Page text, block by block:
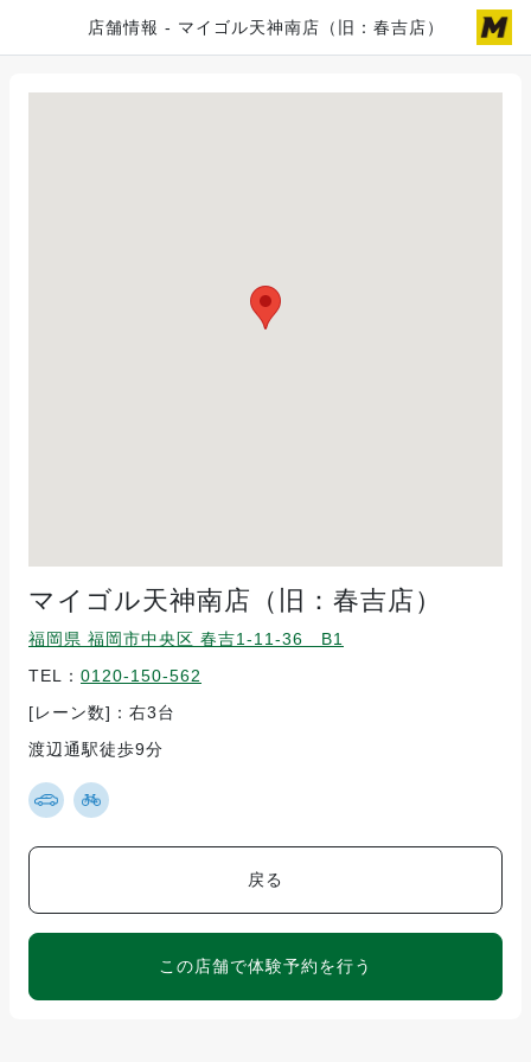
店舗情報 - マイゴル天神南店（旧：春吉店）
マイゴル天神南店（旧：春吉店）
福岡県 福岡市中央区 春吉1-11-36 B1
TEL： 0120-150-562
[レーン数]：右3台
渡辺通駅徒歩9分
戻る
この店舗で体験予約を行う